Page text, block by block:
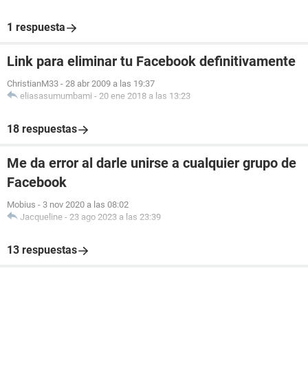
1 respuesta
Link para eliminar tu Facebook definitivamente
ChristianM33 - 28 abr 2009 a las 19:37
eliasasumumbami - 20 ene 2018 a las 13:23
18 respuestas
Me da error al darle unirse a cualquier grupo de
Facebook
Mobius - 3 nov 2020 a las 08:02
Jacqueline - 23 ago 2023 a las 23:39
13 respuestas